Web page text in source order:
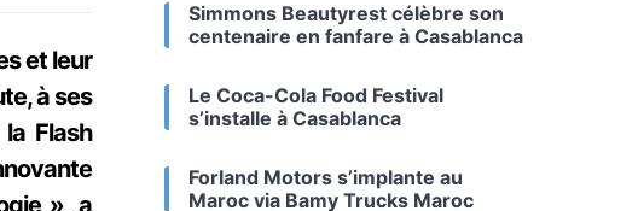
et leur
à ses
Flash
», a
Simmons Beautyrest célèbre son
centenaire en fanfare à Casablanca
Le Coca-Cola Food Festival
s’installe à Casablanca
Forland Motors s’implante au
Maroc via Bamy Trucks Maroc